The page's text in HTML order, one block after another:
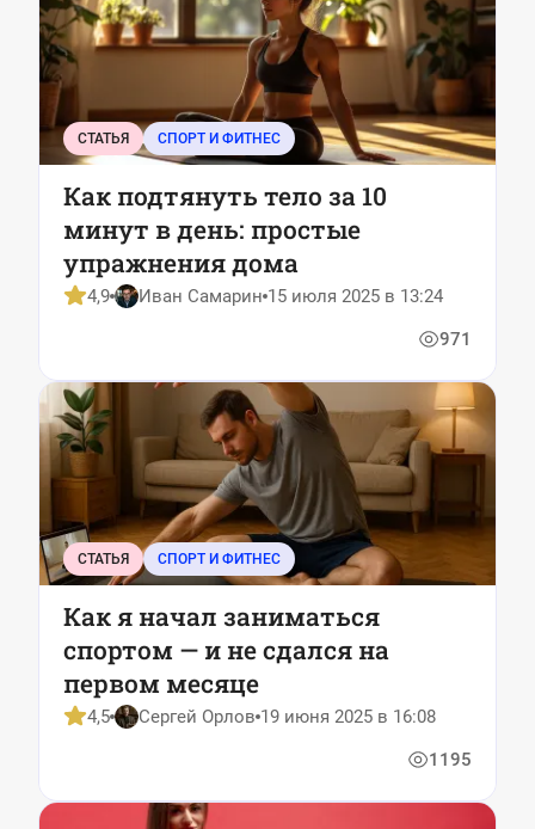
СТАТЬЯ СПОРТ И ФИТНЕС
Как подтянуть тело за 10
минут в день: простые
упражнения дома
4,9 Иван Самарин 15 июля 2025 в 13:24
971
СТАТЬЯ СПОРТ И ФИТНЕС
Как я начал заниматься
спортом — и не сдался на
первом месяце
4,5 Сергей Орлов 19 июня 2025 в 16:08
1195